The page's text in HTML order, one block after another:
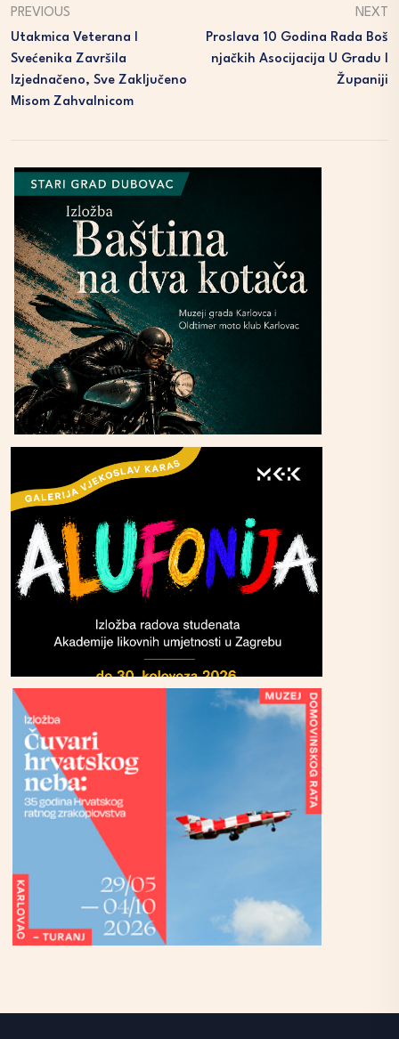
PREVIOUS
Utakmica Veterana I
Svećenika Završila
Izjednačeno, Sve Zaključeno
Misom Zahvalnicom
NEXT
Proslava 10 Godina Rada Boš
Njačkih Asocijacija U Gradu I
Županiji